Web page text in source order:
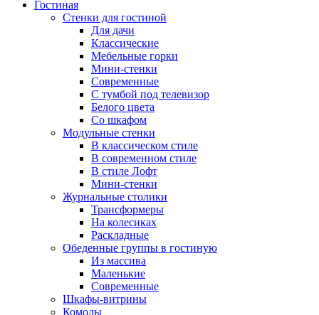
Гостиная
Стенки для гостиной
Для дачи
Классические
Мебельные горки
Мини-стенки
Современные
С тумбой под телевизор
Белого цвета
Со шкафом
Модульные стенки
В классическом стиле
В современном стиле
В стиле Лофт
Мини-стенки
Журнальные столики
Трансформеры
На колесиках
Раскладные
Обеденные группы в гостиную
Из массива
Маленькие
Современные
Шкафы-витрины
Комоды